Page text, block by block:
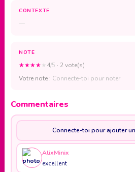
CONTEXTE
—
NOTE
★★★★★4/5 · 2 vote(s)
Votre note : Connecte-toi pour noter
Commentaires
Connecte-toi pour ajouter
AlixMinix
excellent